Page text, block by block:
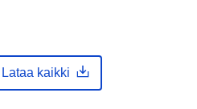
Lataa kaikki